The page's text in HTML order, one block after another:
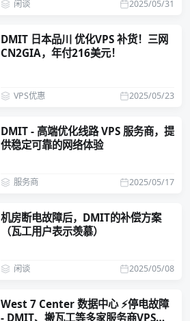
2025/05/31
闲谈
DMIT 日本品川 优化VPS 补货！三网
CN2GIA，年付216美元！
2025/05/23
VPS优惠
DMIT - 高端优化线路 VPS 服务商，提
供稳定可靠的网络体验
2025/05/17
服务商
机房断电故障后，DMIT的补偿方案
（瓦工用户表示羡慕）
2025/05/08
闲谈
West 7 Center 数据中心 ⚡停电故障
- DMIT、搬瓦工等多家服务商VPS受